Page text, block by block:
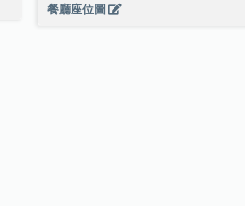
餐廳座位圖